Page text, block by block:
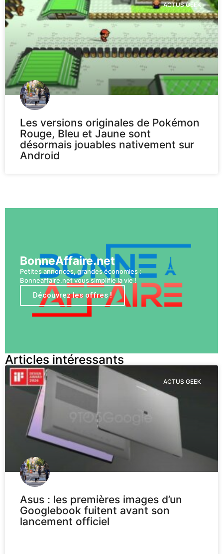
ACTUS GEEK
Les versions originales de Pokémon
Rouge, Bleu et Jaune sont
désormais jouables nativement sur
Android
BonneAffaire.net
Petites annonces, grandes économies :
Bonneaffaire.net vous simplifie la vie !
Découvrez les offres !
Articles intéressants
ACTUS GEEK
Asus : les premières images d’un
Googlebook fuitent avant son
lancement officiel